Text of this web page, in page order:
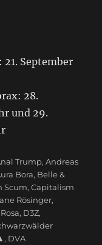
21. September
28.
und 29.
Trump,Andreas
Bora, Belle &
Scum,Capitalism
Rösinger,
, D3Z,
, DVA